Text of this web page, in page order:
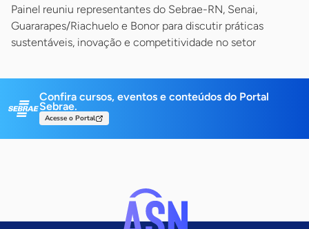
Painel reuniu representantes do Sebrae-RN, Senai,
Guararapes/Riachuelo e Bonor para discutir práticas
sustentáveis, inovação e competitividade no setor
Confira cursos, eventos e conteúdos do Portal
Sebrae.
Acesse o Portal